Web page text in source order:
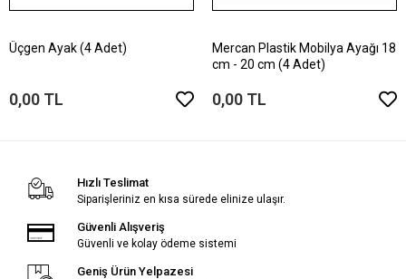
Üçgen Ayak (4 Adet)
0,00 TL
Mercan Plastik Mobilya Ayağı 18
cm - 20 cm (4 Adet)
0,00 TL
Hızlı Teslimat
Siparişleriniz en kısa sürede elinize ulaşır.
Güvenli Alışveriş
Güvenli ve kolay ödeme sistemi
Geniş Ürün Yelpazesi